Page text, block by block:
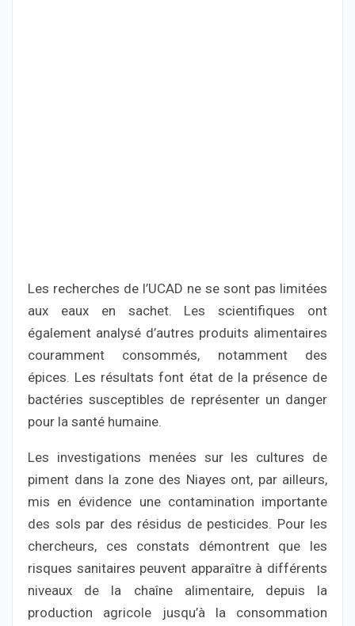
Les recherches de l’UCAD ne se sont pas limitées
aux eaux en sachet. Les scientifiques ont
également analysé d’autres produits alimentaires
couramment consommés, notamment des
épices. Les résultats font état de la présence de
bactéries susceptibles de représenter un danger
pour la santé humaine.
Les investigations menées sur les cultures de
piment dans la zone des Niayes ont, par ailleurs,
mis en évidence une contamination importante
des sols par des résidus de pesticides. Pour les
chercheurs, ces constats démontrent que les
risques sanitaires peuvent apparaître à différents
niveaux de la chaîne alimentaire, depuis la
production agricole jusqu’à la consommation